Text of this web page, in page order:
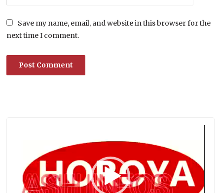
Save my name, email, and website in this browser for the
next time I comment.